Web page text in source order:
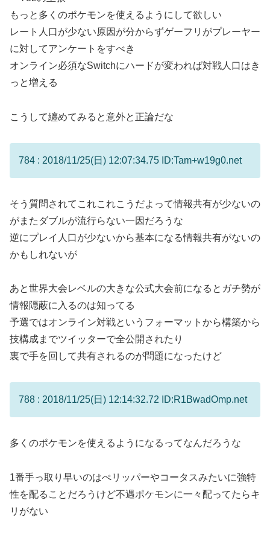
もっと多くのポケモンを使えるようにして欲しい
レート人口が少ない原因が分からずゲーフリがプレーヤー
に対してアンケートをすべき
オンライン必須なSwitchにハードが変われば対戦人口はき
っと増える
こうして纏めてみると意外と正論だな
784 : 2018/11/25(日) 12:07:34.75 ID:Tam+w19g0.net
そう質問されてこれこれこうだよって情報共有が少ないの
がまたダブルが流行らない一因だろうな
逆にプレイ人口が少ないから基本になる情報共有がないの
かもしれないが
あと世界大会レベルの大きな公式大会前になるとガチ勢が
情報隠蔽に入るのは知ってる
予選ではオンライン対戦というフォーマットから構築から
技構成までツイッターで全公開されたり
裏で手を回して共有されるのが問題になったけど
788 : 2018/11/25(日) 12:14:32.72 ID:R1BwadOmp.net
多くのポケモンを使えるようになるってなんだろうな
1番手っ取り早いのはぺリッパーやコータスみたいに強特
性を配ることだろうけど不遇ポケモンに一々配ってたらキ
リがない